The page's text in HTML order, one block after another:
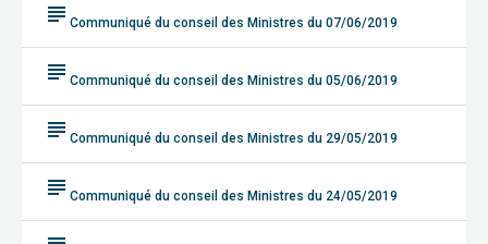
subject Communiqué du conseil des Ministres du 07/06/2019
subject Communiqué du conseil des Ministres du 05/06/2019
subject Communiqué du conseil des Ministres du 29/05/2019
subject Communiqué du conseil des Ministres du 24/05/2019